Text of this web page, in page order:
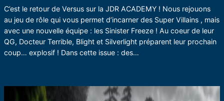
C’est le retour de Versus sur la JDR ACADEMY ! Nous rejouons
au jeu de rôle qui vous permet d’incarner des Super Villains , mais
avec une nouvelle équipe : les Sinister Freeze ! Au coeur de leur
QG, Docteur Terrible, Blight et Silverlight préparent leur prochain
coup… explosif ! Dans cette issue : des…